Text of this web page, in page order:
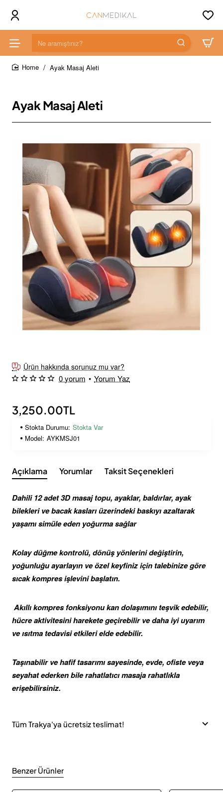
Ne
aramıştınız?
Ayak Masaj Aleti
Ayak Masaj Aleti
Ürün hakkında sorunuz mu var?
0 yorum • Yorum Yaz
3,250.00TL
Stokta Durumu: Stokta Var
Model: AYKMSJ01
Açıklama Yorumlar Taksit Seçenekleri
Dahili 12 adet 3D masaj topu, ayaklar, baldırlar, ayak
bilekleri ve bacak kasları üzerindeki baskıyı azaltarak
yaşamı simüle eden yoğurma sağlar
Kolay düğme kontrolü, dönüş yönlerini değiştirin,
yoğunluğu ayarlayın ve özel keyfiniz için talebinize göre
sıcak kompres işlevini başlatın.
Akıllı kompres fonksiyonu kan dolaşımını teşvik edebilir,
hücre aktivitesini harekete geçirebilir ve daha iyi uyarım
ve ısıtma tedavisi etkileri elde edebilir.
Taşınabilir ve hafif tasarımı sayesinde, evde, ofiste veya
seyahat ederken bile rahatlatıcı masaja rahatlıkla
erişebilirsiniz.
Tüm Trakya'ya ücretsiz teslimat!
Benzer Ürünler